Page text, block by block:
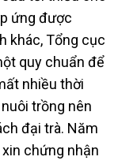
ứng được
khác, Tổng cục
quy chuẩn để
nhiều thời
trồng nên
đại trà. Năm
chứng nhận